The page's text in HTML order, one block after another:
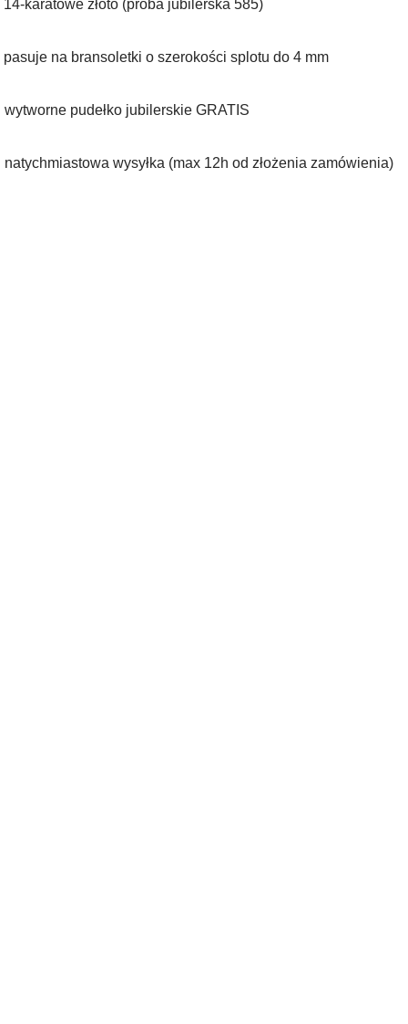
karatowe złoto (próba jubilerska 585)
na bransoletki o szerokości splotu do 4️ mm
pudełko jubilerskie GRATIS
natychmiastowa wysyłka (max 12h od złożenia zamówienia)